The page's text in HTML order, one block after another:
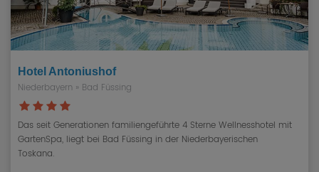
Hotel Antoniushof
Niederbayern » Bad Füssing
Das seit Generationen familiengeführte 4 Sterne Wellnesshotel mit
GartenSpa, liegt bei Bad Füssing in der Niederbayerischen
Toskana.